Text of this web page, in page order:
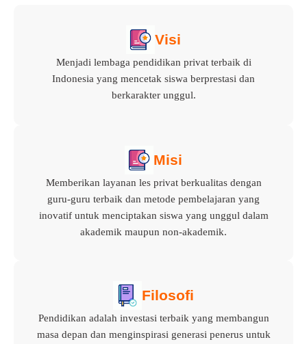
Visi
Menjadi lembaga pendidikan privat terbaik di
Indonesia yang mencetak siswa berprestasi dan
berkarakter unggul.
Misi
Memberikan layanan les privat berkualitas dengan
guru-guru terbaik dan metode pembelajaran yang
inovatif untuk menciptakan siswa yang unggul dalam
akademik maupun non-akademik.
Filosofi
Pendidikan adalah investasi terbaik yang membangun
masa depan dan menginspirasi generasi penerus untuk